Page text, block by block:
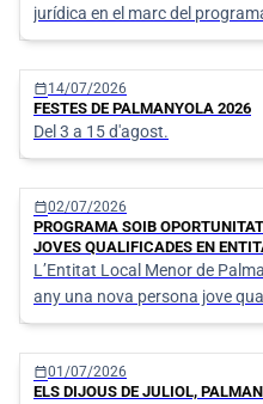
jurídica en el marc del
d’ocupació per a persones
Locals 2026-2027».
calendar_today14/07/2026
FESTES DE PALMANYOLA 2026
Del 3 a 15 d'agost.
calendar_today02/07/2026
PROGRAMA SOIB
JOVES QUALIFICADES EN
L’Entitat Local Menor de
any una nova persona jove
calendar_today01/07/2026
ELS DIJOUS DE JULIOL,